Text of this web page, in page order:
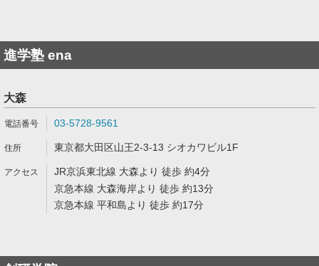
進学塾 ena
大森
03-5728-9561
東京都大田区山王2-3-13 シオカワビル1F
JR京浜東北線 大森より 徒歩 約4分
京急本線 大森海岸より 徒歩 約13分
京急本線 平和島より 徒歩 約17分